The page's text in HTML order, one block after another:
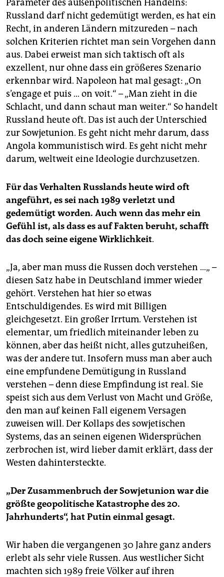
Parameter des außenpolitischen Handelns:
Russland darf nicht gedemütigt werden, es hat ein
Recht, in anderen Ländern mitzureden – nach
solchen Kriterien richtet man sein Vorgehen dann
aus. Dabei erweist man sich taktisch oft als
exzellent, nur ohne dass ein größeres Szenario
erkennbar wird. Napoleon hat mal gesagt: „On
s’engage et puis … on voit.“ – „Man zieht in die
Schlacht, und dann schaut man weiter.“ So handelt
Russland heute oft. Das ist auch der Unterschied
zur Sowjetunion. Es geht nicht mehr darum, dass
Angola kommunistisch wird. Es geht nicht mehr
darum, weltweit eine Ideologie durchzusetzen.
Für das Verhalten Russlands heute wird oft
angeführt, es sei nach 1989 verletzt und
gedemütigt worden. Auch wenn das mehr ein
Gefühl ist, als dass es auf Fakten beruht, schafft
das doch seine eigene Wirklichkeit.
„Ja, aber man muss die Russen doch verstehen …„ –
diesen Satz habe in Deutschland immer wieder
gehört. Verstehen hat hier so etwas
Entschuldigendes. Es wird mit Billigen
gleichgesetzt. Ein großer Irrtum. Verstehen ist
elementar, um friedlich miteinander leben zu
können, aber das heißt nicht, alles gutzuheißen,
was der andere tut. Insofern muss man aber auch
eine empfundene Demütigung in Russland
verstehen – denn diese Empfindung ist real. Sie
speist sich aus dem Verlust von Macht und Größe,
den man auf keinen Fall eigenem Versagen
zuweisen will. Der Kollaps des sowjetischen
Systems, das an seinen eigenen Widersprüchen
zerbrochen ist, wird lieber damit erklärt, dass der
Westen dahintersteckte.
„Der Zusammenbruch der Sowjetunion war die
größte geopolitische Katastrophe des 20.
Jahrhunderts“, hat Putin einmal gesagt.
Wir haben die vergangenen 30 Jahre ganz anders
erlebt als sehr viele Russen. Aus westlicher Sicht
machten sich 1989 freie Völker auf ihren